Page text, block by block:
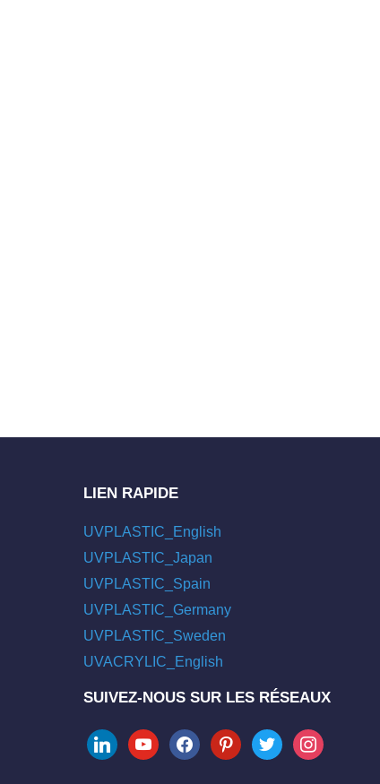
LIEN RAPIDE
UVPLASTIC_English
UVPLASTIC_Japan
UVPLASTIC_Spain
UVPLASTIC_Germany
UVPLASTIC_Sweden
UVACRYLIC_English
SUIVEZ-NOUS SUR LES RÉSEAUX
linkedinyoutubefacebookpinteresttwitter instagram